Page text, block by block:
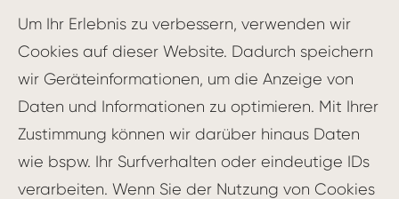
Um Ihr Erlebnis zu verbessern, verwenden wir
Cookies auf dieser Website. Dadurch speichern
wir Geräteinformationen, um die Anzeige von
Daten und Informationen zu optimieren. Mit Ihrer
Zustimmung können wir darüber hinaus Daten
wie bspw. Ihr Surfverhalten oder eindeutige IDs
verarbeiten. Wenn Sie der Nutzung von Cookies
Welt konfrontiert, die von Volatilität,
Unsicherheit, Komplexität und Ambiguität
geprägt ist. Dieses Phänomen wird oft als
VUCA zusammengefasst und stellt
Führungskräfte vor neue Herausforderungen.
Was bedeutet VUCA?